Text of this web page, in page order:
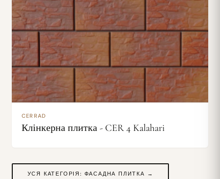
CERRAD
Клінкерна плитка - CER 4 Kalahari
УСЯ КАТЕГОРІЯ: ФАСАДНА ПЛИТКА →